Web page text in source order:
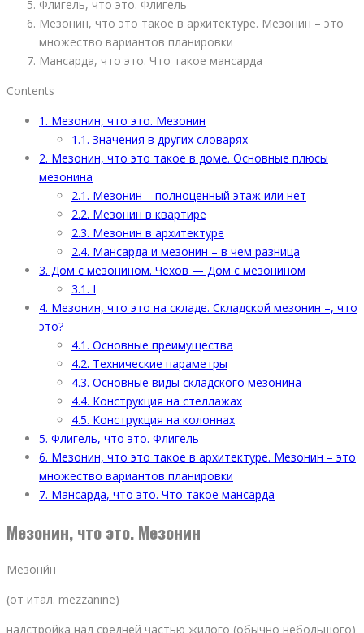
Флигель, что это. Флигель
Мезонин, что это такое в архитектуре. Мезонин – это
множество вариантов планировки
Мансарда, что это. Что такое мансарда
Contents
1. Мезонин, что это. Мезонин
1.1. Значения в других словарях
2. Мезонин, что это такое в доме. Основные плюсы
мезонина
2.1. Мезонин – полноценный этаж или нет
2.2. Мезонин в квартире
2.3. Мезонин в архитектуре
2.4. Мансарда и мезонин – в чем разница
3. Дом с мезонином. Чехов — Дом с мезонином
3.1. I
4. Мезонин, что это на складе. Складской мезонин –, что
это?
4.1. Основные преимущества
4.2. Технические параметры
4.3. Основные виды складского мезонина
4.4. Конструкция на стеллажах
4.5. Конструкция на колоннах
5. Флигель, что это. Флигель
6. Мезонин, что это такое в архитектуре. Мезонин – это
множество вариантов планировки
7. Мансарда, что это. Что такое мансарда
Мезонин, что это. Мезонин
Мезони́н
(от итал. mezzanine)
надстройка над средней частью жилого (обычно небольшого)